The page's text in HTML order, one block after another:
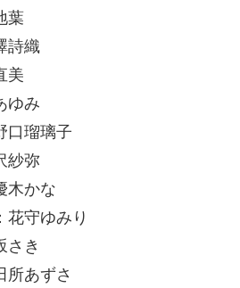
葉
詩織
美
ゆみ
口瑠璃子
紗弥
木かな
花守ゆみり
さき
所あずさ